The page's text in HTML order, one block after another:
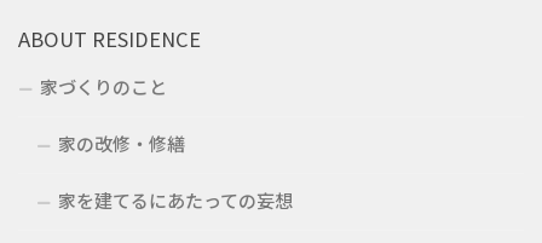
ABOUT RESIDENCE
家づくりのこと
家の改修・修繕
家を建てるにあたっての妄想